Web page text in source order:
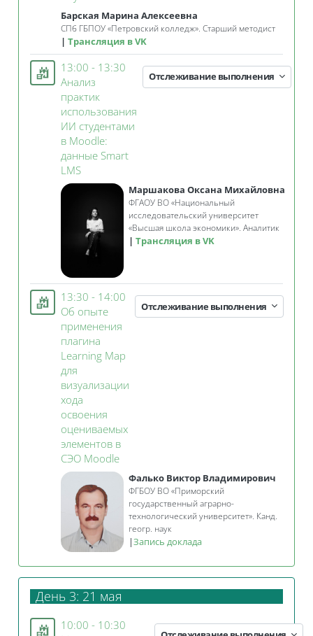
Барская Марина Алексеевна
СПб ГБПОУ «Петровский колледж». Старший методист
Трансляция в VK
13:00 - 13:30
Анализ
практик
использования
ИИ студентами
в Moodle:
данные Smart
LMSЗанятие 3KL
Отслеживание выполнения
Маршакова Оксана Михайловна
ФГАОУ ВО «Национальный
исследовательский университет
«Высшая школа экономики». Аналитик
Трансляция в VK
13:30 - 14:00
Об опыте
применения
плагина
Learning Map
для
визуализации
хода
освоения
оцениваемых
элементов в
СЭО MoodleЗанятие 3KL
Отслеживание выполнения
Фалько Виктор Владимирович
ФГБОУ ВО «Приморский
государственный аграрно-
технологический университет». Канд.
геогр. наук
|Запись доклада
День 3: 21 мая
10:00 - 10:30